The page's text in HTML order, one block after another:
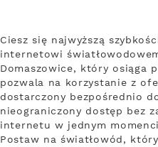
Ciesz się najwyższą
internetowi
Domaszowice, który osiąga
pozwala na korzystanie z
dostarczony bezpośrednio
nieograniczony dostęp bez
internetu w jednym
Postaw na światłowód,